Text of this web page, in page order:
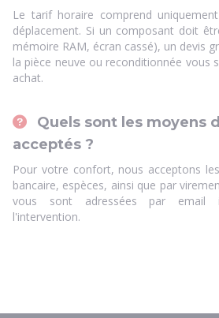
Le tarif horaire comprend
déplacement. Si un composant doit
mémoire RAM, écran cassé), un devis
la pièce neuve ou reconditionnée vous
achat.
Quels sont les moyens
acceptés ?
Pour votre confort, nous acceptons
bancaire, espèces, ainsi que par
vous sont adressées par email
l'intervention.